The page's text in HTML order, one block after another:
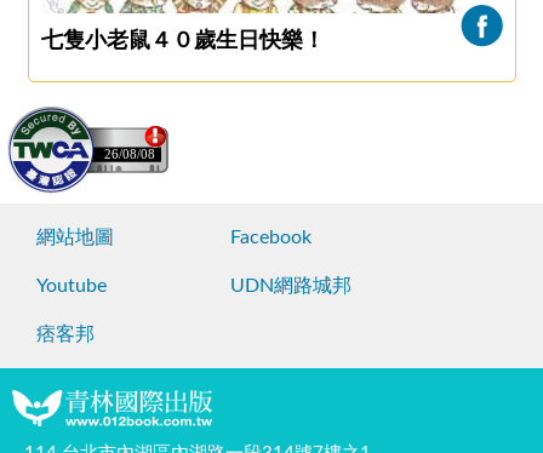
七隻小老鼠４０歲生日快樂！
26/08/08
網站地圖 Facebook
Youtube UDN網路城邦
痞客邦